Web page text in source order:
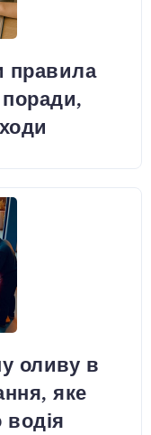
правила
оливу в
яке